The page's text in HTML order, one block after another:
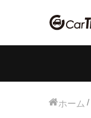
ホーム